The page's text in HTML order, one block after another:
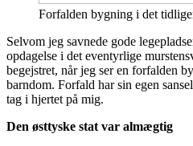
Forfalden bygning i det
Selvom jeg savnede gode
opdagelse i det eventyrlige
begejstret, når jeg ser en forfalden
barndom. Forfald har sin egen
tag i hjertet på mig.
Den østtyske stat var almægtig